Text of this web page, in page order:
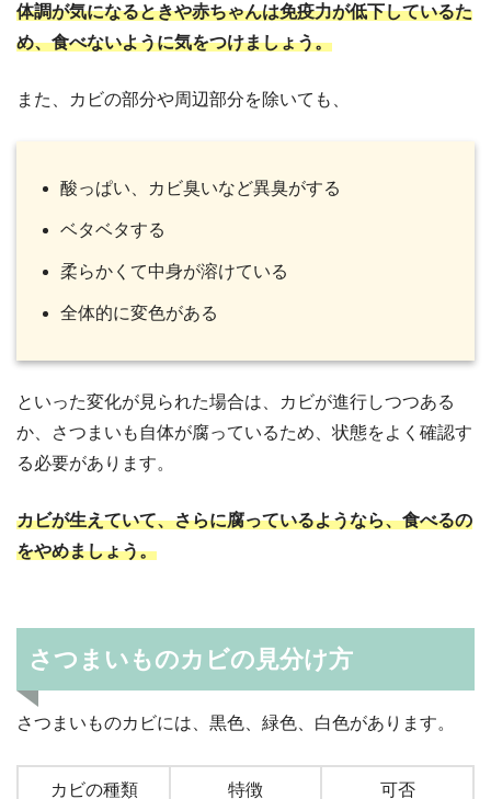
体調が気になるときや赤ちゃんは免疫力が低下しているた
め、食べないように気をつけましょう。
また、カビの部分や周辺部分を除いても、
酸っぱい、カビ臭いなど異臭がする
ベタベタする
柔らかくて中身が溶けている
全体的に変色がある
といった変化が見られた場合は、カビが進行しつつある
か、さつまいも自体が腐っているため、状態をよく確認す
る必要があります。
カビが生えていて、さらに腐っているようなら、食べるの
をやめましょう。
さつまいものカビの見分け方
さつまいものカビには、黒色、緑色、白色があります。
カビの種類 特徴 可否